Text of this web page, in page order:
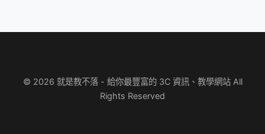
© 2026 就是教不落 - 給你最豐富的 3C 資訊、教學網站 All
Rights Reserved